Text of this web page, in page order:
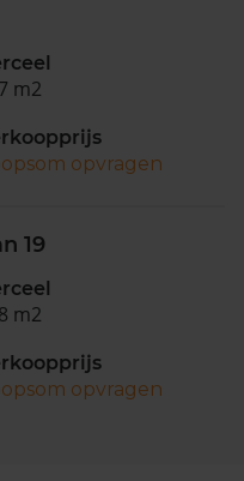
m2
opvragen
19
m2
opvragen